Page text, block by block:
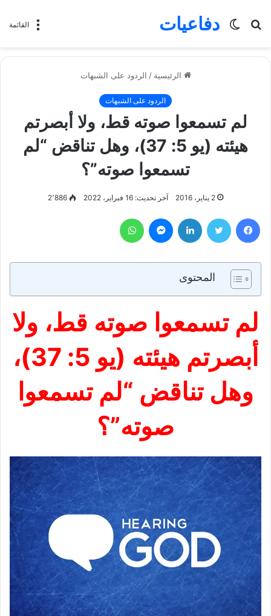
القائمة دفاعيات
بحث
الوضع
الرئيسية / الردود على الشبهات
الردود على الشبهات
لم تسمعوا صوته قط، ولا أبصرتم
هيئته (يو 5: 37)، وهل تناقض “لم
تسمعوا صوته”؟
2 يناير، 2016 آخر تحديث: 16 فبراير، 2022 2٬886
فيسبوك تويتر لينكدإن ماسنجر
المحتوى
لم تسمعوا صوته قط، ولا
أبصرتم هيئته (يو 5: 37)،
وهل تناقض “لم تسمعوا
صوته”؟